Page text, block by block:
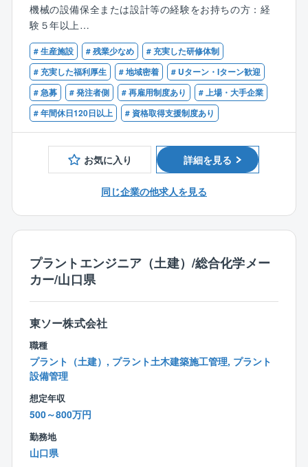
＜年次の定期修理時＞
■工事の計画立案、見積もりの作成、業者の査定・発注
■工事には現場監督として立ち合い、安全・作業指示を
出し、機器の状態・施工を確認、検収
＜スタッフ業務＞
■新技術の調査、導入、重大トラブルの調査解析、機器
設対応、海外ジョブ支援 、高圧ガス認定業務など
※基本的には日勤・常駐型の仕事となり、夜勤はありま
【事業所について】
（1）南陽事業所
■アジア最大級のプラント設備を保有
■敷地面積は、東京ドーム約65個分！
■ビニル・イソシアネート・チェーンをはじめ、コモデ
ィティとスペシャリティが融合した、東ソー発祥の主
要生産拠点
■単一工場としては日本最大級の敷地、電力会社並みの
発電能力、大型船舶が接岸できる港湾設備など、世界
トップレベルのインフラを有します
■敷地面積は、東京ドーム約25個分！
■四日市コンビナートの第3コンビナートとして、様々
機械の設備保全または設計等の経験をお持ちの方：経
験５年以上
【歓迎】下記の資格をお持ちの方は優遇します
■高圧ガス製造保安責任者免状
■エネルギー管理士
■非破壊検査技術者
■機械保全技能士
■JPI設備維持管理士
■設備等リスクマネジメント技術者
# 生産施設 # 残業少なめ
# 充実した研修体制
# 充実した福利厚生
# 地域密着
# Uターン・Iターン歓迎
# 急募
# 発注者側 # 再雇用制度あり
# 上場・大手企業
# 年間休日120日以上
# 資格取得支援制度あり
お気に入り 詳細を見る
同じ企業の他求人を見る
プラントエンジニア（土建）/総合化学メー
カー/山口県
東ソー株式会社
職種
プラント（土建）, プラント土木建築施工管理, プラント
設備管理
想定年収
500～800万円
勤務地
山口県